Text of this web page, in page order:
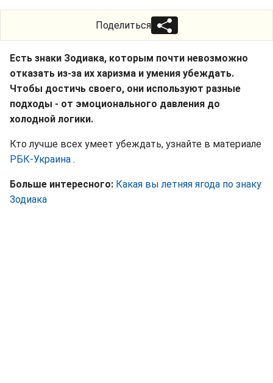
Поделиться
Есть знаки Зодиака, которым почти невозможно
отказать из-за их харизма и умения убеждать.
Чтобы достичь своего, они используют разные
подходы - от эмоционального давления до
холодной логики.
Кто лучше всех умеет убеждать, узнайте в материале
РБК-Украина .
Больше интересного: Какая вы летняя ягода по знаку
Зодиака